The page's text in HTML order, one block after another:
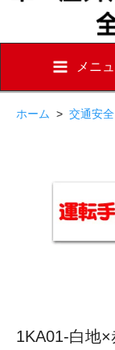
メニ
ホーム > 交通安全
1KA01-白地×